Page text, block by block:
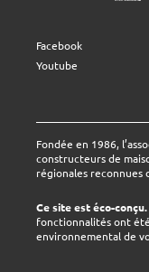
Facebook
Youtube
Fondée en 1986,
constructeurs de
régionales reconnues
Ce site est éco-conçu.
fonctionnalités ont
environnemental de